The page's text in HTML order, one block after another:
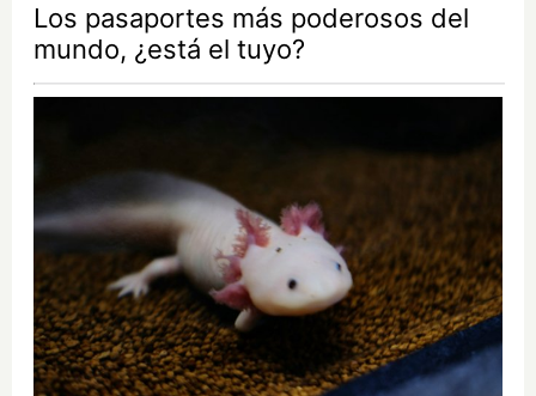
Los pasaportes más poderosos del
mundo, ¿está el tuyo?